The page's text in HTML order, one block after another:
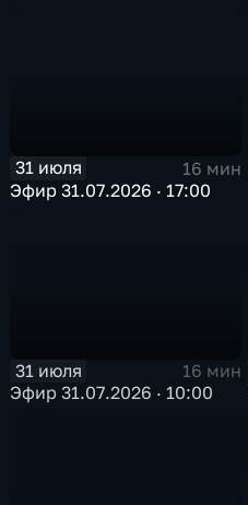
31 июля
16 мин
Эфир 31.07.2026 · 17:00
31 июля
16 мин
Эфир 31.07.2026 · 10:00